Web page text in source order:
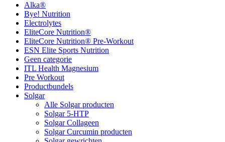
Alka®
Bye! Nutrition
Electrolytes
EliteCore Nutrition®
EliteCore Nutrition® Pre-Workout
ESN Elite Sports Nutrition
Geen categorie
ITL Health Magnesium
Pre Workout
Productbundels
Solgar
Alle Solgar producten
Solgar 5-HTP
Solgar Collageen
Solgar Curcumin producten